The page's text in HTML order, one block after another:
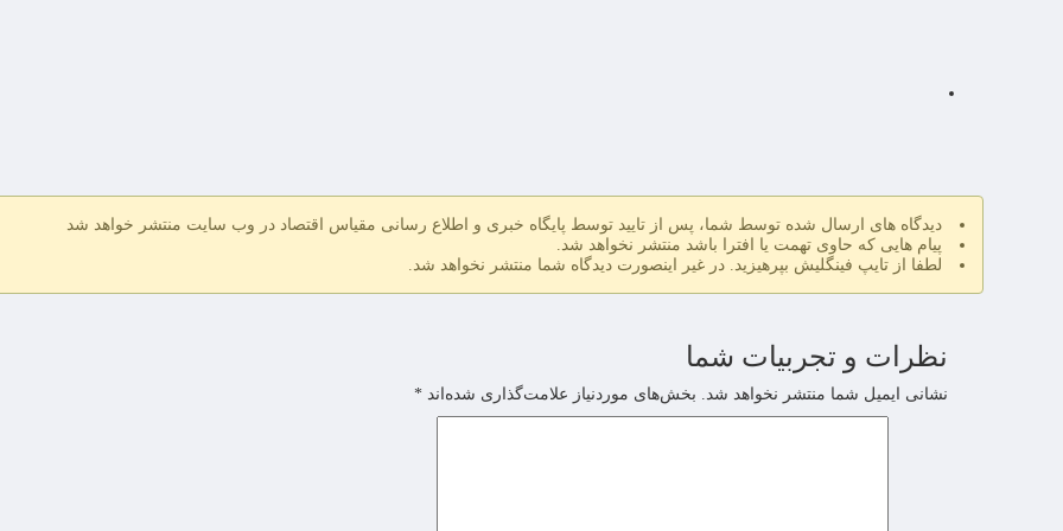
دیدگاه های ارسال شده توسط شما، پس از تایید توسط پایگاه خبری و اطلاع رسانی مقیاس اقتصاد در وب سایت منتشر خواهد شد
پیام هایی که حاوی تهمت یا افترا باشد منتشر نخواهد شد.
لطفا از تایپ فینگلیش بپرهیزید. در غیر اینصورت دیدگاه شما منتشر نخواهد شد.
نظرات و تجربیات شما
نشانی ایمیل شما منتشر نخواهد شد. بخش‌های موردنیاز علامت‌گذاری شده‌اند *